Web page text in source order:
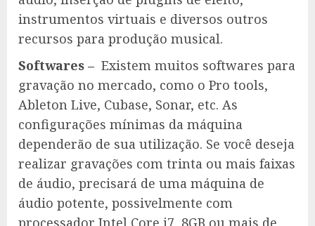
instrumentos virtuais e diversos outros
recursos para produção musical.
Softwares – Existem muitos softwares para
gravação no mercado, como o Pro tools,
Ableton Live, Cubase, Sonar, etc. As
configurações mínimas da máquina
dependerão de sua utilização. Se você deseja
realizar gravações com trinta ou mais faixas
de áudio, precisará de uma máquina de
áudio potente, possivelmente com
processador Intel Core i7, 8GB ou mais de